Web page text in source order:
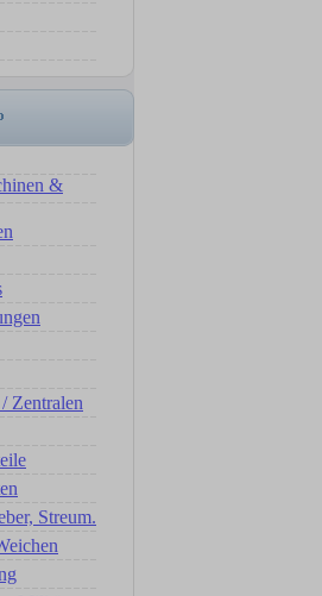
&
Zentralen
Streum.